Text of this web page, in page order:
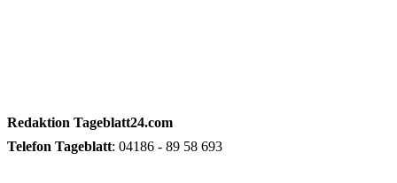
Redaktion Tageblatt24.com
Telefon Tageblatt: 04186 - 89 58 693